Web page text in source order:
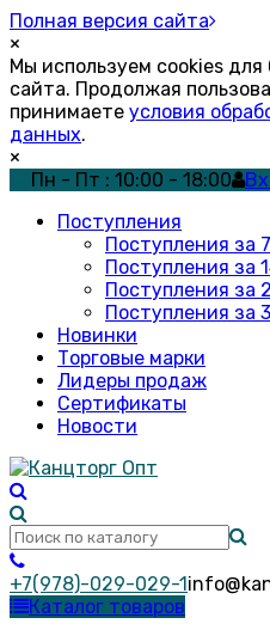
Полная версия сайта
×
Мы используем cookies
сайта. Продолжая
принимаете условия
данных.
×
Пн - Пт : 10:00 - 18:00
Поступления
Поступления за
Поступления за
Поступления за
Поступления за
Новинки
Торговые марки
Лидеры продаж
Сертификаты
Новости
+7(978)-029-029-1
Каталог товаров